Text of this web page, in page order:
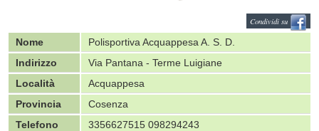
Condividi su
Nome
Polisportiva Acquappesa A. S. D.
Indirizzo
Via Pantana - Terme Luigiane
Località
Acquappesa
Provincia
Cosenza
Telefono
3356627515 098294243